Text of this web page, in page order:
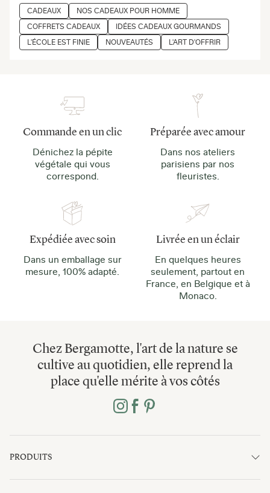
CADEAUX NOS CADEAUX POUR HOMME
COFFRETS CADEAUX IDÉES CADEAUX GOURMANDS
L'ÉCOLE EST FINIE NOUVEAUTÉS L'ART D'OFFRIR
Commande en un clic
Dénichez la pépite
végétale qui vous
correspond.
Préparée avec amour
Dans nos ateliers
parisiens par nos
fleuristes.
Expédiée avec soin
Dans un emballage sur
mesure, 100% adapté.
Livrée en un éclair
En quelques heures
seulement, partout en
France, en Belgique et à
Monaco.
Chez Bergamotte, l'art de la nature se
cultive au quotidien, elle reprend la
place qu'elle mérite à vos côtés
PRODUITS